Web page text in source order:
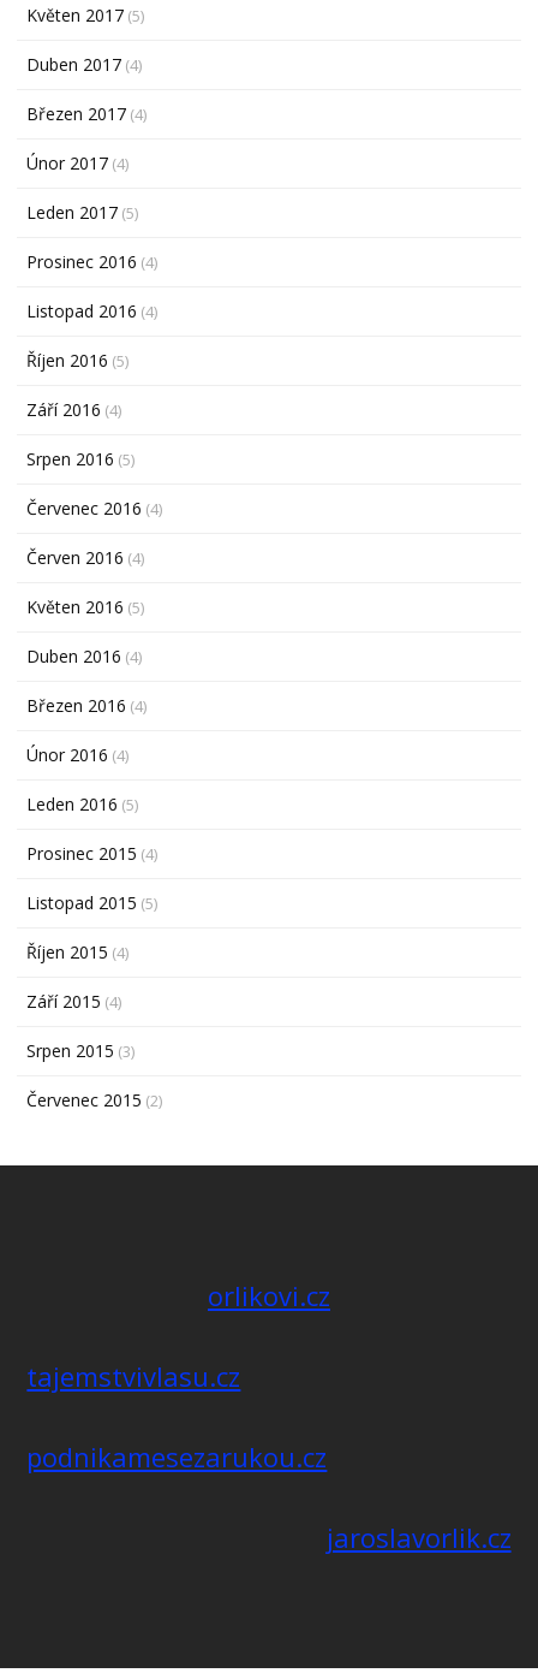
Květen 2017 (5)
Duben 2017 (4)
Březen 2017 (4)
Únor 2017 (4)
Leden 2017 (5)
Prosinec 2016 (4)
Listopad 2016 (4)
Říjen 2016 (5)
Září 2016 (4)
Srpen 2016 (5)
Červenec 2016 (4)
Červen 2016 (4)
Květen 2016 (5)
Duben 2016 (4)
Březen 2016 (4)
Únor 2016 (4)
Leden 2016 (5)
Prosinec 2015 (4)
Listopad 2015 (5)
Říjen 2015 (4)
Září 2015 (4)
Srpen 2015 (3)
Červenec 2015 (2)
orlikovi.cz
tajemstvivlasu.cz
podnikamesezarukou.cz
jaroslavorlik.cz